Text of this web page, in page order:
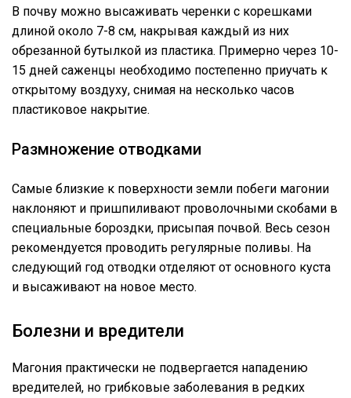
В почву можно высаживать черенки с корешками
длиной около 7-8 см, накрывая каждый из них
обрезанной бутылкой из пластика. Примерно через 10-
15 дней саженцы необходимо постепенно приучать к
открытому воздуху, снимая на несколько часов
пластиковое накрытие.
Размножение отводками
Самые близкие к поверхности земли побеги магонии
наклоняют и пришпиливают проволочными скобами в
специальные бороздки, присыпая почвой. Весь сезон
рекомендуется проводить регулярные поливы. На
следующий год отводки отделяют от основного куста
и высаживают на новое место.
Болезни и вредители
Магония практически не подвергается нападению
вредителей, но грибковые заболевания в редких